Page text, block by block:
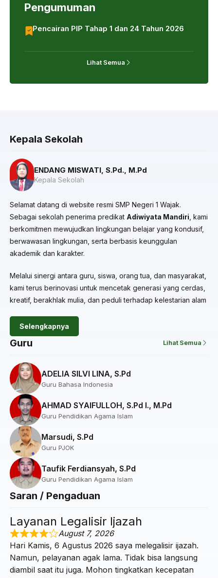
Pengumuman
Pencairan PIP Tahap 1 dan 24 Tahun 2026
Lihat Semua
Kepala Sekolah
ENDANG MISWATI, S.Pd., M.Pd
Kepala Sekolah
Selamat datang di website resmi SMP Negeri 1 Wajak.
Sebagai sekolah penerima predikat Adiwiyata Mandiri , kami
berkomitmen mewujudkan lingkungan belajar yang kondusif,
berwawasan lingkungan, serta berbasis keunggulan
akademik dan karakter.
Melalui sinergi antara guru, siswa, orang tua, dan masyarakat,
kami terus berinovasi untuk mencetak generasi yang cerdas,
kreatif, berakhlak mulia, dan peduli terhadap kelestarian alam
Selengkapnya
Guru Lihat Semua
ADELIA SILVI LINA, S.Pd
Guru Bahasa Indonesia
AHMAD SYAIFULLOH, S.Pd I., M.Pd
Guru Pendidikan Agama Islam
Marsudi, S.Pd
Guru PJOK
Taufik Ferdiansyah, S.Pd
Guru Pendidikan Agama Islam
Saran / Pengaduan
Layanan Legalisir Ijazah
August 7, 2026
Hari Kamis, 6 Agustus 2026 saya melegalisir ijazah.
Namun, pelayanan agak lama. Tidak bisa langsung
diambil saat itu juga. Mohon tingkatkan kecepatan